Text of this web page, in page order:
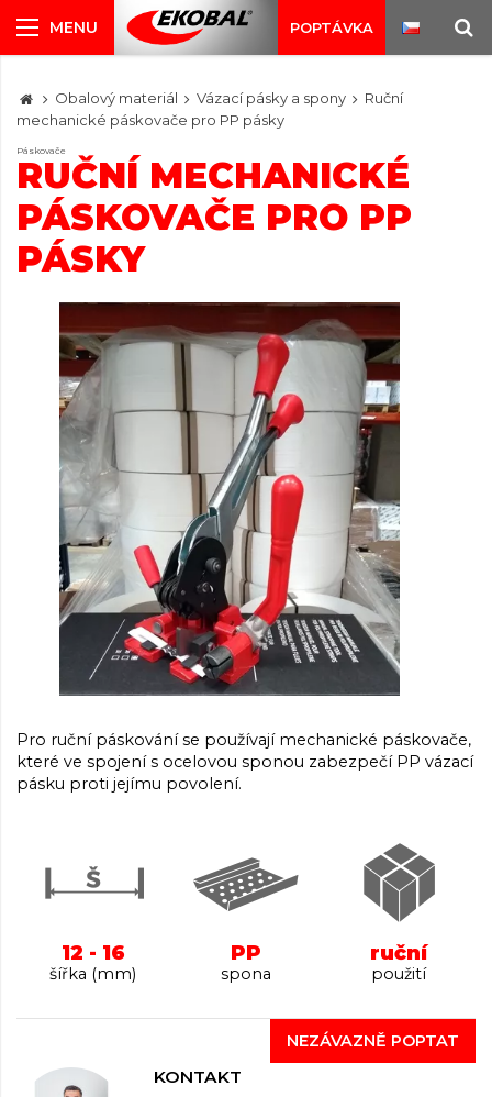
POPTÁVKA
Obalový materiál Vázací pásky a spony
Ruční
mechanické páskovače pro PP pásky
Páskovače
RUČNÍ MECHANICKÉ
PÁSKOVAČE PRO PP
PÁSKY
Pro ruční páskování se používají mechanické páskovače,
které ve spojení s ocelovou sponou zabezpečí PP vázací
pásku proti jejímu povolení.
12 - 16
šířka (mm)
PP
spona
ruční
použití
NEZÁVAZNĚ POPTAT
KONTAKT